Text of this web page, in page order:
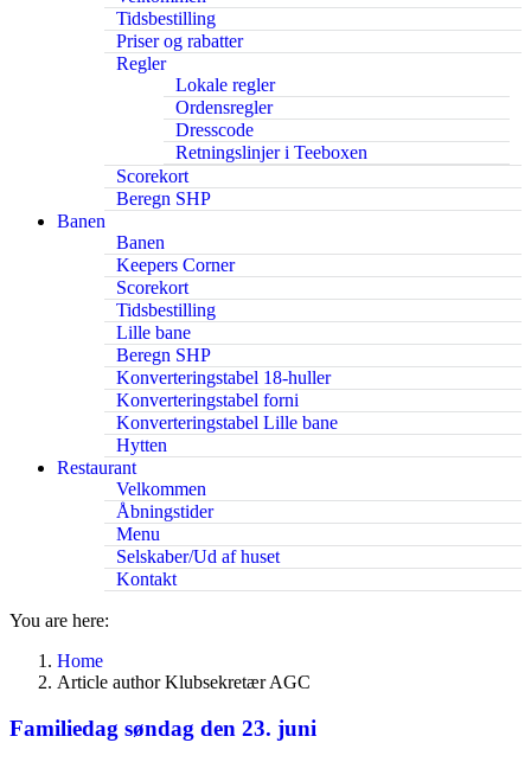
Tidsbestilling
Priser og rabatter
Regler
Lokale regler
Ordensregler
Dresscode
Retningslinjer i Teeboxen
Scorekort
Beregn SHP
Banen
Banen
Keepers Corner
Scorekort
Tidsbestilling
Lille bane
Beregn SHP
Konverteringstabel 18-huller
Konverteringstabel forni
Konverteringstabel Lille bane
Hytten
Restaurant
Velkommen
Åbningstider
Menu
Selskaber/Ud af huset
Kontakt
You are here:
Home
Article author Klubsekretær AGC
Familiedag søndag den 23. juni